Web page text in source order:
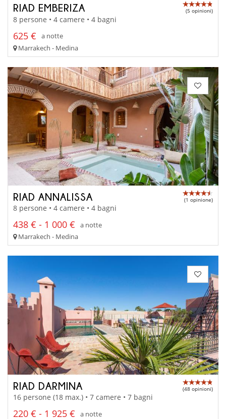
RIAD EMBERIZA (5 opinioni)
8 persone • 4 camere • 4 bagni
625 €
a notte
Marrakech - Medina
RIAD ANNALISSA (1 opinione)
8 persone • 4 camere • 4 bagni
438 € - 1 000 €
a notte
Marrakech - Medina
RIAD DARMINA (48 opinioni)
16 persone (18 max.) • 7 camere • 7 bagni
220 € - 1 925 €
a notte